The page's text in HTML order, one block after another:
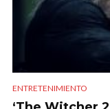
ENTRETENIMIENTO